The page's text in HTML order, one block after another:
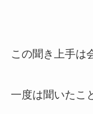
この聞き上手は
一度は聞いたこ